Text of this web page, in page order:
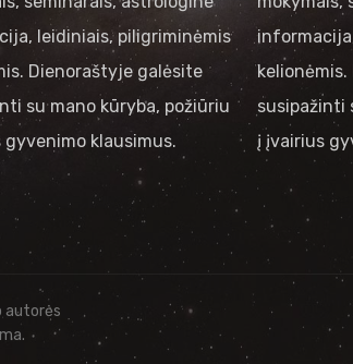
leidiniais, piligriminėmis
Dienoraštyje galėsite
su mano kūryba, požiūriu
gyvenimo klausimus.
susipažinti
į įvairius
autorės